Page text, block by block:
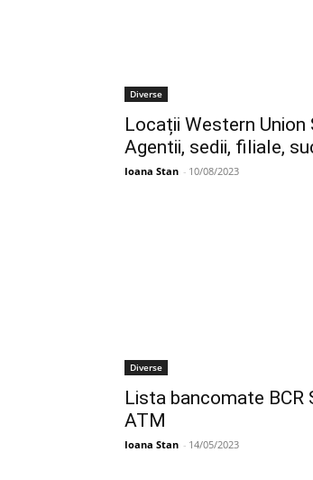
Diverse
Locații Western Union
Agentii, sedii, filiale,
Ioana Stan - 10/08/2023
Diverse
Lista bancomate BCR
ATM
Ioana Stan - 14/05/2023